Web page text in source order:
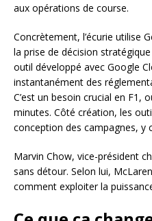
aux opérations de course.
Concrètement, l’écurie utilise
la prise de décision
outil développé avec Google
instantanément des
C’est un besoin crucial en F1,
minutes. Côté création, les
conception des campagnes, y
Marvin Chow, vice-président
sans détour. Selon lui,
comment exploiter la